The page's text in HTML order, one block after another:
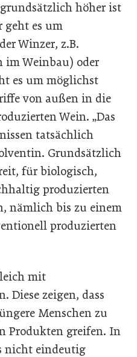
höher ist
es um
Winzer, z.B.
im Weinbau) oder
es um möglichst
von außen in die
Wein. „Das
tatsächlich
Grundsätzlich
für biologisch,
produzierten
nämlich bis zu einem
produzierten
mit
Diese zeigen, dass
Menschen zu
Produkten greifen. In
nicht eindeutig